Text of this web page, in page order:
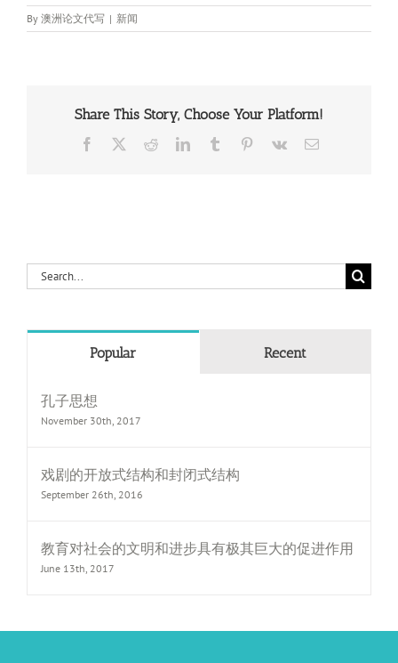
By 澳洲论文代写 | 新闻
Share This Story, Choose Your Platform!
Facebook RedditLinkedInTumblr Pinterest
Vk Email
Search
for:
Popular Recent
孔子思想
November 30th, 2017
戏剧的开放式结构和封闭式结构
September 26th, 2016
教育对社会的文明和进步具有极其巨大的促进作用
June 13th, 2017